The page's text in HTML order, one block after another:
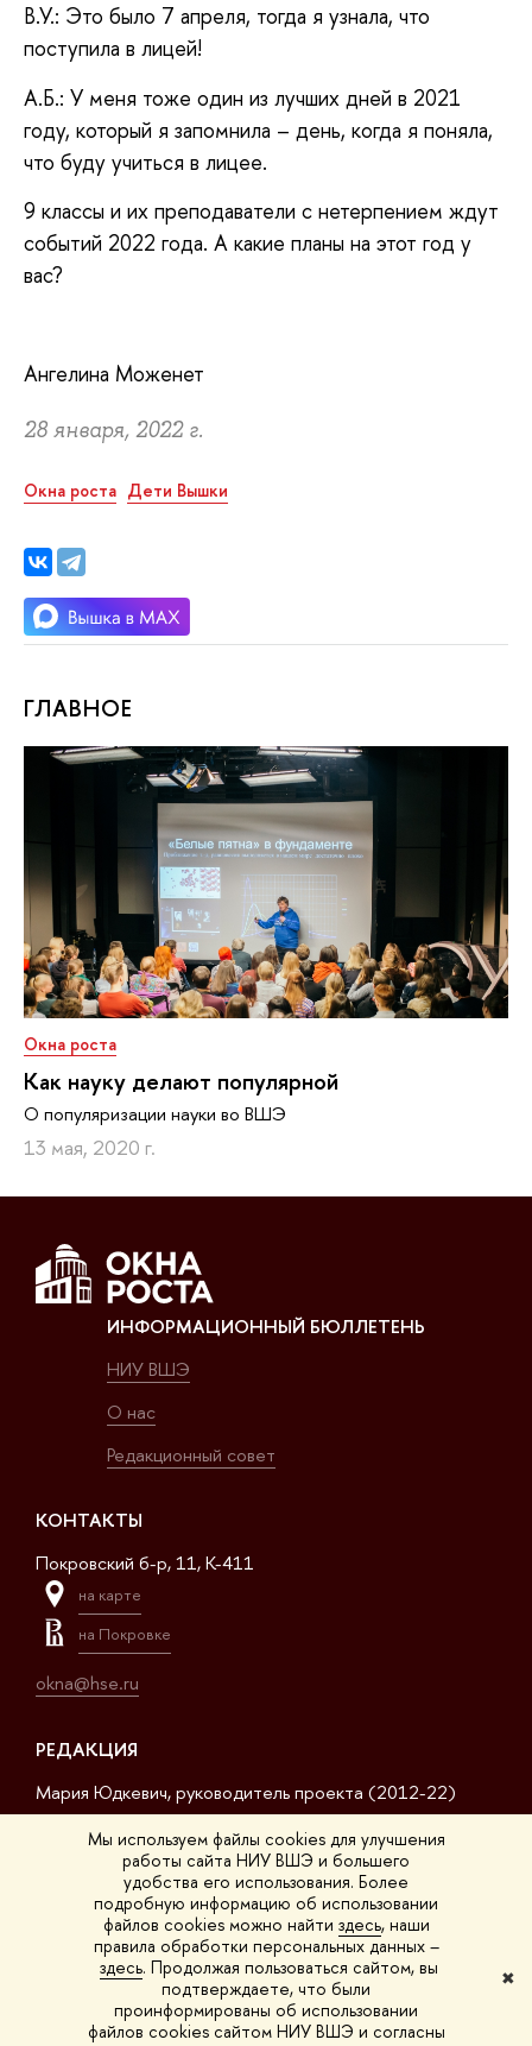
Мы используем файлы cookies для улучшения
работы сайта НИУ ВШЭ и большего
удобства его использования. Более
подробную информацию об использовании
файлов cookies можно найти здесь, наши
правила обработки персональных данных –
здесь. Продолжая пользоваться сайтом, вы
подтверждаете, что были
проинформированы об использовании
файлов cookies сайтом НИУ ВШЭ и согласны
✖
В.У.: Это было 7 апреля, тогда я узнала, что
поступила в лицей!
А.Б.: У меня тоже один из лучших дней в 2021
году, который я запомнила – день, когда я поняла,
что буду учиться в лицее.
9 классы и их преподаватели с нетерпением ждут
событий 2022 года. А какие планы на этот год у
вас?
Ангелина Моженет
28 января, 2022 г.
Окна роста Дети Вышки
ГЛАВНОЕ
Окна роста
Как науку делают популярной
О популяризации науки во ВШЭ
13 мая, 2020 г.
ИНФОРМАЦИОННЫЙ БЮЛЛЕТЕНЬ
НИУ ВШЭ
О нас
Редакционный совет
КОНТАКТЫ
Покровский б-р, 11, K-411
на карте
на Покровке
okna@hse.ru
РЕДАКЦИЯ
Мария Юдкевич, руководитель проекта (2012-22)
Дмитрий Дагаев, руководитель проекта (2022-23)
Сергей Матвеев, шеф-редактор (2017-23)
Арсений Кустов, редактор сайта
Владимир Селивёрстов, обозреватель
Анна Шестакова, обозреватель